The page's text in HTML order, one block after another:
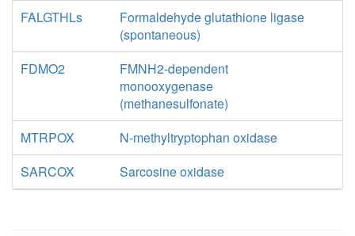
FALGTHLs
Formaldehyde glutathione ligase
(spontaneous)
FDMO2
FMNH2-dependent
monooxygenase
(methanesulfonate)
MTRPOX
N-methyltryptophan oxidase
SARCOX
Sarcosine oxidase